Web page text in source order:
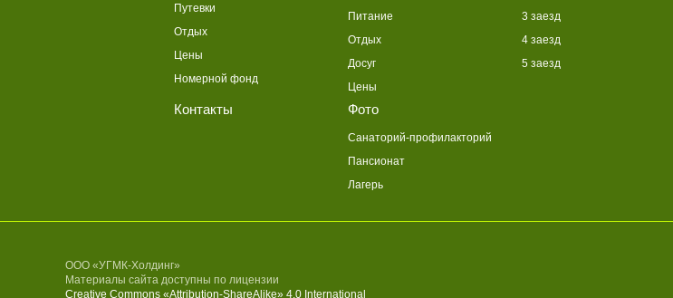
Путевки
Отдых
Цены
Номерной фонд
Питание
Отдых
Досуг
Цены
3 заезд
4 заезд
5 заезд
Контакты Фото
Санаторий-профилакторий
Пансионат
Лагерь
ООО «УГМК-Холдинг»
Материалы сайта доступны по лицензии
Creative Commons «Attribution-ShareAlike» 4.0 International